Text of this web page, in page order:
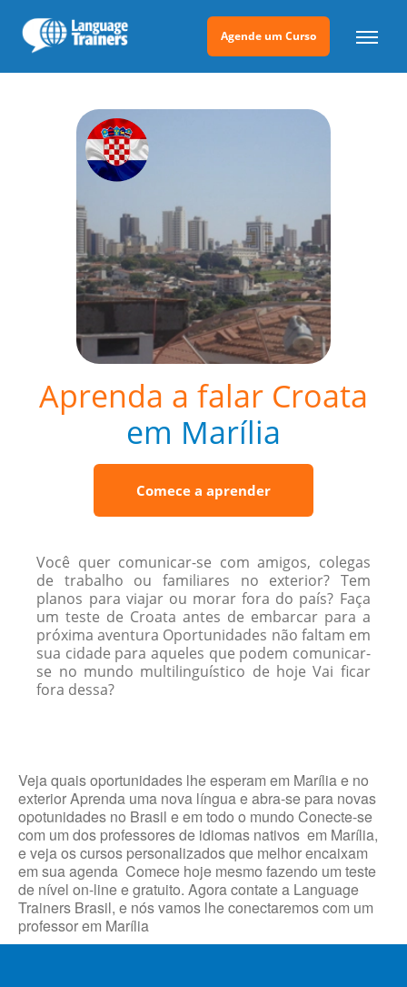
Agende um Curso
Aprenda a falar Croata
em Marília
Comece a aprender
Você quer comunicar-se com amigos, colegas
de trabalho ou familiares no exterior? Tem
planos para viajar ou morar fora do país? Faça
um teste de Croata antes de embarcar para a
próxima aventura Oportunidades não faltam em
sua cidade para aqueles que podem comunicar-
se no mundo multilinguístico de hoje Vai ficar
fora dessa?
Veja quais oportunidades lhe esperam em Marília e no
exterior Aprenda uma nova língua e abra-se para novas
opotunidades no Brasil e em todo o mundo Conecte-se
com um dos professores de idiomas nativos em Marília,
e veja os cursos personalizados que melhor encaixam
em sua agenda Comece hoje mesmo fazendo um teste
de nível on-line e gratuito. Agora contate a Language
Trainers Brasil, e nós vamos lhe conectaremos com um
professor em Marília